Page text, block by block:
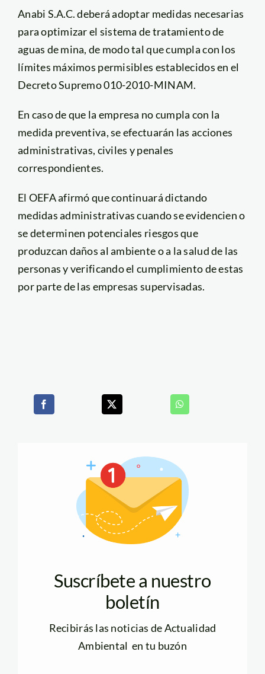
Anabi S.A.C. deberá adoptar medidas necesarias
para optimizar el sistema de tratamiento de
aguas de mina, de modo tal que cumpla con los
límites máximos permisibles establecidos en el
Decreto Supremo 010-2010-MINAM.
En caso de que la empresa no cumpla con la
medida preventiva, se efectuarán las acciones
administrativas, civiles y penales
correspondientes.
El OEFA afirmó que continuará dictando
medidas administrativas cuando se evidencien o
se determinen potenciales riesgos que
produzcan daños al ambiente o a la salud de las
personas y verificando el cumplimiento de estas
por parte de las empresas supervisadas.
Suscríbete a nuestro
boletín
Recibirás las noticias de Actualidad
Ambiental en tu buzón